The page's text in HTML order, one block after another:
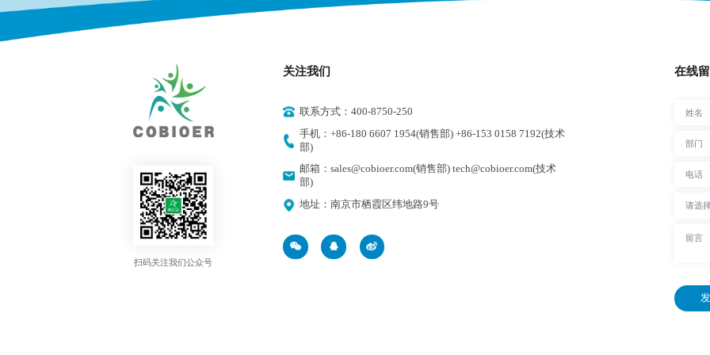
扫码关注我们公众号
关注我们
联系方式：400-8750-250
手机：+86-180 6607 1954(销售部) +86-153 0158 7192(技术
部)
邮箱：sales@cobioer.com(销售部) tech@cobioer.com(技术
部)
地址：南京市栖霞区纬地路9号
在线